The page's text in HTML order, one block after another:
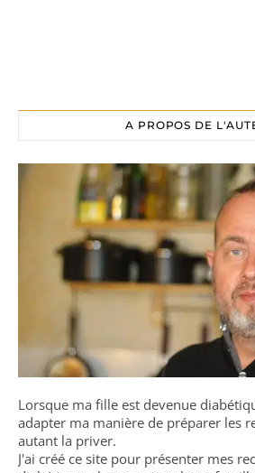
A PROPOS DE
Lorsque ma fille est devenue
adapter ma manière de préparer les
autant la priver.
J'ai créé ce site pour présenter mes